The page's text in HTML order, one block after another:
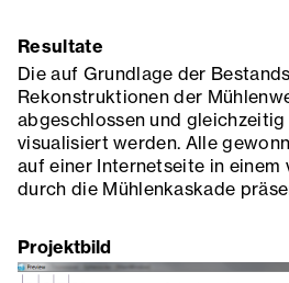
Resultate
Die auf Grundlage der
Rekonstruktionen der
abgeschlossen und
visualisiert werden. Alle
auf einer Internetseite in einem
durch die Mühlenkaskade
Projektbild